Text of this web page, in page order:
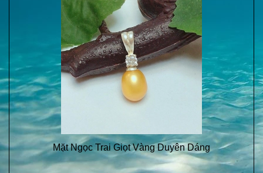
Mặt Ngọc Trai Giọt Vàng Duyên Dáng